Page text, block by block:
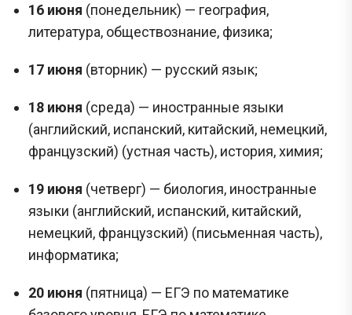
16 июня (понедельник) — география,
литература, обществознание, физика;
17 июня (вторник) — русский язык;
18 июня (среда) — иностранные языки
(английский, испанский, китайский, немецкий,
французский) (устная часть), история, химия;
19 июня (четверг) — биология, иностранные
языки (английский, испанский, китайский,
немецкий, французский) (письменная часть),
информатика;
20 июня (пятница) — ЕГЭ по математике